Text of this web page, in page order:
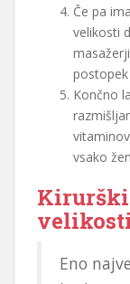
Če pa
velikosti
Končno
vsako
Kirurški
Eno